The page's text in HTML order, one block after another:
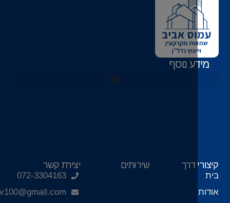
נוסף
יצירת קשר
072-3304163
amosaviv100@gmail.com
שירותים דרך